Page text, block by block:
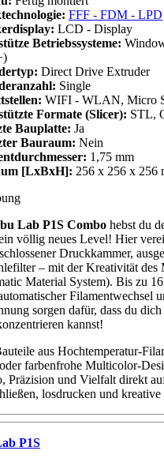
FFF - FDM - LPD
LCD - Display
Betriebssysteme:
Direct Drive Extruder
Single
WIFI - WLAN, Micro
Formate (Slicer): STL,
Bauplatte: Ja
Bauraum: Nein
1,75 mm
[LxBxH]: 256 x 256 x 256
Lab P1S Combo hebst du
völlig neues Level! Hier
Druckkammer,
– mit der Kreativität des
Material System). Bis zu
Filamentwechsel
sorgen dafür, dass du
kannst!
aus Hochtemperatur-
farbenfrohe Multicolor-
Präzision und Vielfalt direkt
losdrucken und
P1S